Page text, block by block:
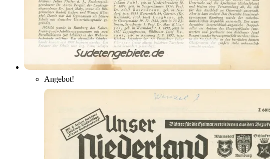
Angebot!